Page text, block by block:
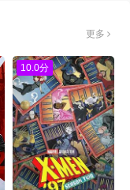
更多
10.0分